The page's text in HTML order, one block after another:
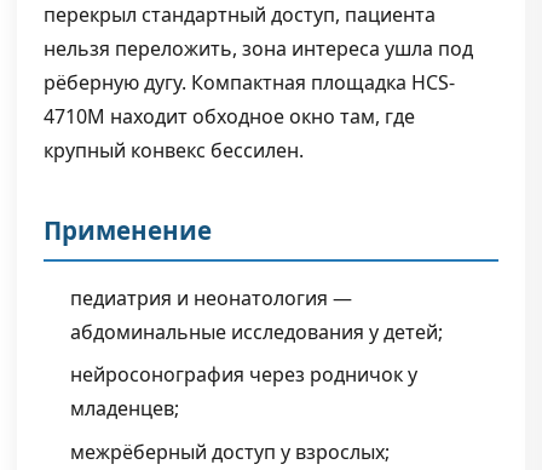
перекрыл стандартный доступ, пациента
нельзя переложить, зона интереса ушла под
рёберную дугу. Компактная площадка HCS-
4710M находит обходное окно там, где
крупный конвекс бессилен.
Применение
педиатрия и неонатология —
абдоминальные исследования у детей;
нейросонография через родничок у
младенцев;
межрёберный доступ у взрослых;